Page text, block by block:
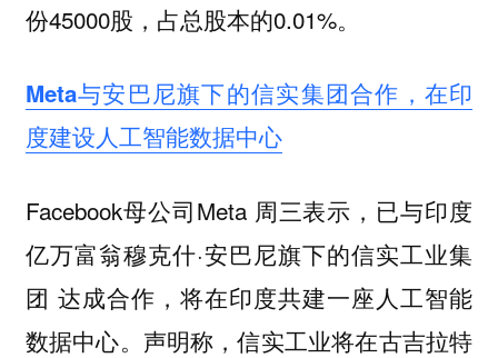
份45000股，占总股本的0.01%。
Meta与安巴尼旗下的信实集团合作，在印
度建设人工智能数据中心
Facebook母公司Meta 周三表示，已与印度
亿万富翁穆克什·安巴尼旗下的信实工业集
团 达成合作，将在印度共建一座人工智能
数据中心。声明称，信实工业将在古吉拉特